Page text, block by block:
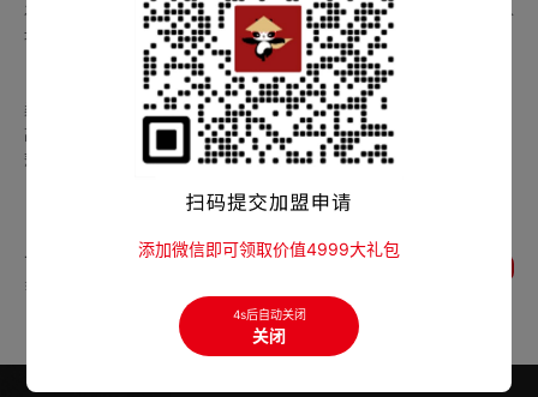
发展计划（RAPID）。2016年柔佛州人均GDP 31952令吉，低于马来西亚人
均GDP 38887令吉。
柔佛州全年阳光普照，属于热带雨林气候型，有众多历史建筑和文物、海岛、
高尔夫球场、主题乐园。2003年1月31日，柔佛境内的龟咯岛、丹绒比艾、
蒲莱河被《拉姆萨尔公约》列为“国际重要湿地”。
上一条：广西南宁宾阳县临浦路店签约成功
暂无下一条
添加微信即可领取价值4999大礼包
4s后自动关闭
关闭